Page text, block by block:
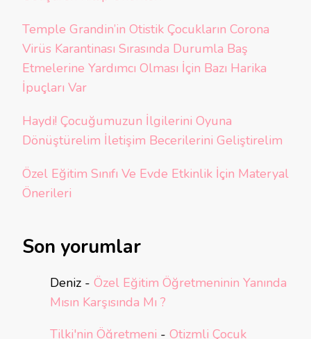
Temple Grandin’in Otistik Çocukların Corona
Virüs Karantinası Sırasında Durumla Baş
Etmelerine Yardımcı Olması İçin Bazı Harika
İpuçları Var
Haydi! Çocuğumuzun İlgilerini Oyuna
Dönüştürelim İletişim Becerilerini Geliştirelim
Özel Eğitim Sınıfı Ve Evde Etkinlik İçin Materyal
Önerileri
Son yorumlar
Deniz - Özel Eğitim Öğretmeninin Yanında
Mısın Karşısında Mı ?
Tilki'nin Öğretmeni - Otizmli Çocuk